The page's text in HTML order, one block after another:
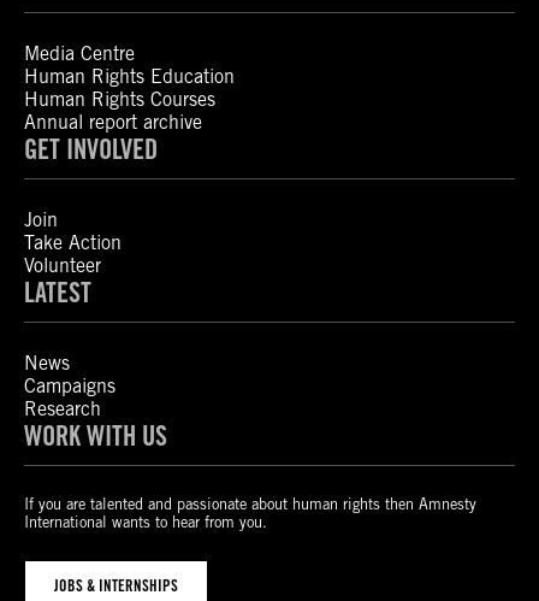
Media Centre
Human Rights Education
Human Rights Courses
Annual report archive
GET INVOLVED
Join
Take Action
Volunteer
LATEST
News
Campaigns
Research
WORK WITH US
If you are talented and passionate about human rights then Amnesty
International wants to hear from you.
JOBS & INTERNSHIPS